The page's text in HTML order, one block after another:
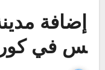
إضافة
س في